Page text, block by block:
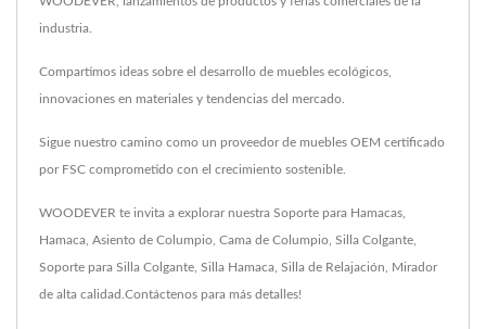
industria.
Compartimos ideas sobre el desarrollo de muebles ecológicos,
innovaciones en materiales y tendencias del mercado.
Sigue nuestro camino como un proveedor de muebles OEM certificado
por FSC comprometido con el crecimiento sostenible.
WOODEVER te invita a explorar nuestra Soporte para Hamacas
Hamaca Asiento de Columpio Cama de Columpio Silla Colgante
Soporte para Silla Colgante Silla Hamaca Silla de Relajación Mirador
de alta calidad. Contáctenos para más detalles!